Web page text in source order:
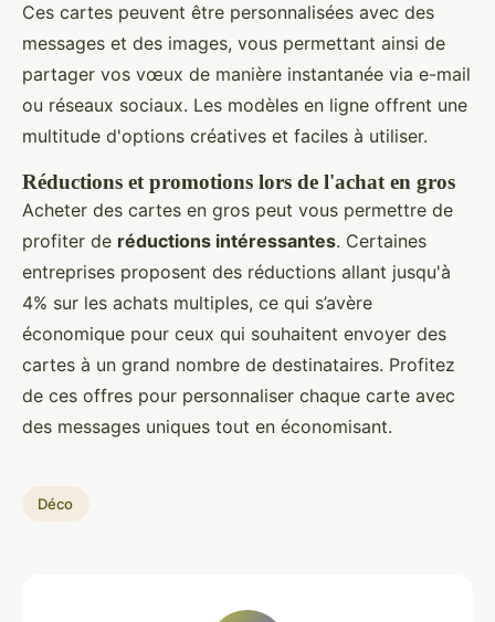
Ces cartes peuvent être personnalisées avec des
messages et des images, vous permettant ainsi de
partager vos vœux de manière instantanée via e-mail
ou réseaux sociaux. Les modèles en ligne offrent une
multitude d'options créatives et faciles à utiliser.
Réductions et promotions lors de l'achat en gros
Acheter des cartes en gros peut vous permettre de
profiter de réductions intéressantes. Certaines
entreprises proposent des réductions allant jusqu'à
4% sur les achats multiples, ce qui s’avère
économique pour ceux qui souhaitent envoyer des
cartes à un grand nombre de destinataires. Profitez
de ces offres pour personnaliser chaque carte avec
des messages uniques tout en économisant.
Déco